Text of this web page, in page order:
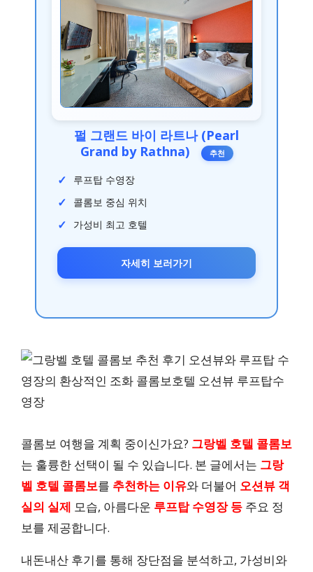
펄 그랜드 바이 라트나 (Pearl
Grand by Rathna)
추천
루프탑 수영장
콜롬보 중심 위치
가성비 최고 호텔
자세히 보러가기
콜롬보 여행을 계획 중이신가요? 그랑벨 호텔 콜롬보
는 훌륭한 선택이 될 수 있습니다. 본 글에서는 그랑
벨 호텔 콜롬보를 추천하는 이유와 더불어 오션뷰 객
실의 실제 모습, 아름다운 루프탑 수영장 등 주요 정
보를 제공합니다.
내돈내산 후기를 통해 장단점을 분석하고, 가성비와